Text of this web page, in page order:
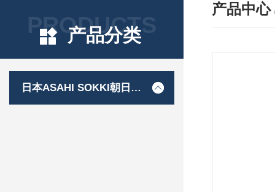
PRODUCTS
产品分类
日本ASAHI SOKKI朝日测器
产品中心